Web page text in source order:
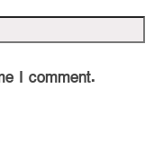
I comment.